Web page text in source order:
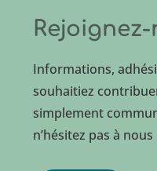
Informations,
souhaitiez
simplement
n’hésitez pas à